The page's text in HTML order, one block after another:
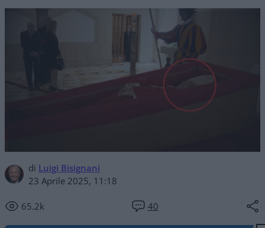
di Luigi Bisignani
23 Aprile 2025, 11:18
65.2k 40